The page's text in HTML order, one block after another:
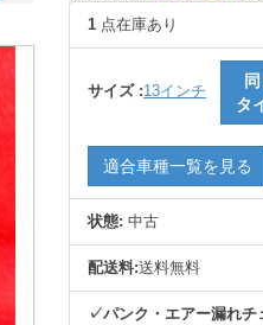
1 点在庫あり
サイズ :13インチ
タ
適合車種一覧を見る
状態: 中古
配送料:送料無料
✓パンク・エアー漏れチ